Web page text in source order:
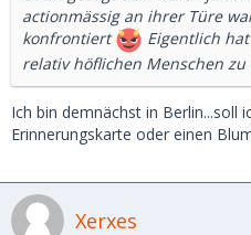
actionmässig an ihrer Türe
konfrontiert
Eigentlich
relativ höflichen Menschen
Ich bin demnächst in Berlin...soll
Erinnerungskarte oder einen
Xerxes